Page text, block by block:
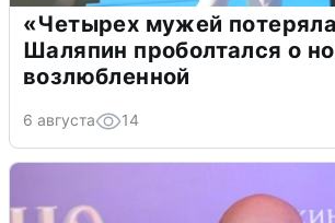
«Четырех мужей
Шаляпин проболтался о
возлюбленной
6 августа 14